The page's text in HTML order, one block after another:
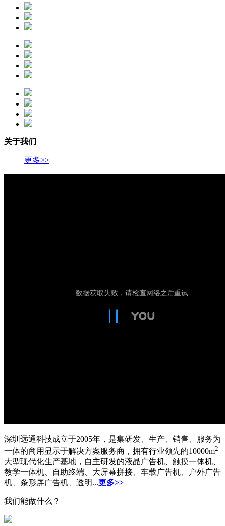
关于我们
更多>>
深圳远通科技成立于2005年，是集研发、生产、销售、服务为
一体的商用显示于解决方案服务商，拥有行业领先的10000m2
大型现代化生产基地，自主研发的液晶广告机、触摸一体机、
教学一体机、自助终端、大屏幕拼接、车载广告机、户外广告
机、条形屏广告机、透明...更多>>
我们能做什么？